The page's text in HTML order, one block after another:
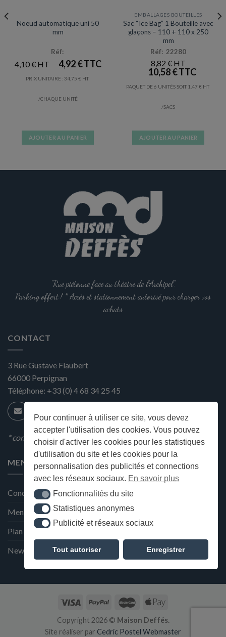
Pour continuer à utiliser ce site, vous devez
accepter l'utilisation des cookies. Vous pouvez
choisir d'activer les cookies pour les statistiques
d'utilisation du site et les cookies pour la
personnalisation des publicités et connections
avec les réseaux sociaux. En savoir plus
Fonctionnalités du site
Fonctionnalités du site
Statistiques anonymes
Statistiques anonymes
Publicité et réseaux sociaux
Publicité et réseaux sociaux
Tout autoriser Enregistrer
Noeud automatique uni 50
mm
Réf:
4,10€ 4,92€
PRIX UNITAIRE :34,75 €
/CHAQUE UNITÉ
AJOUTER AU PANIER
EMBALLAGES BOUTEILLES
Sac “Ice Bag” 1 Bouteille avec
glaçons – 110 + 110 x 250
mm
Réf: 22280
8,82 €
10,58€
PAQUET DE 6 UNITÉS SOIT 1,47 €
/SACS
AJOUTER AU PANIER
"Rue piétonne face au théâtre de l'Archipel".
Parking offert ! * Accès et stationnement autorisé pour charger vos
achats
CONTACT
3 Rue Gustave Flaubert
66000 Perpignan
Téléphone: +33 (0) 4 68 34 25 45
* condition en magasin
MENU
Conditions générales de ventes
Mentions Légales et Politique de confidentialité
Plan du site
Newsletter de la Maison Deffès
Copyright 2026 © Maison Deffés.
Site réaliser par Cedric Postel Webmaster